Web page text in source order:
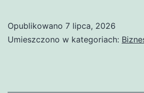
Opublikowano 7 lipca, 2026
Umieszczono w kategoriach: